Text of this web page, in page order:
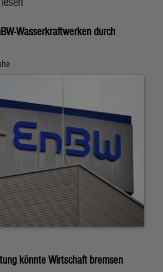
Wasserkraftwerken durch
könnte Wirtschaft bremsen